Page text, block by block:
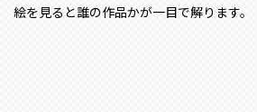
絵を見ると誰の作品かが一目で解ります。